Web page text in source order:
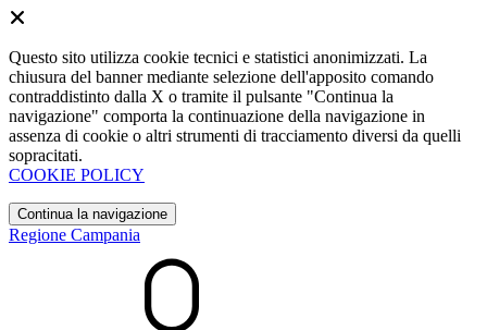
Questo sito utilizza cookie tecnici e statistici anonimizzati. La
chiusura del banner mediante selezione dell'apposito comando
contraddistinto dalla X o tramite il pulsante "Continua la
navigazione" comporta la continuazione della navigazione in
assenza di cookie o altri strumenti di tracciamento diversi da quelli
sopracitati.
COOKIE POLICY
Continua la navigazione
Regione Campania